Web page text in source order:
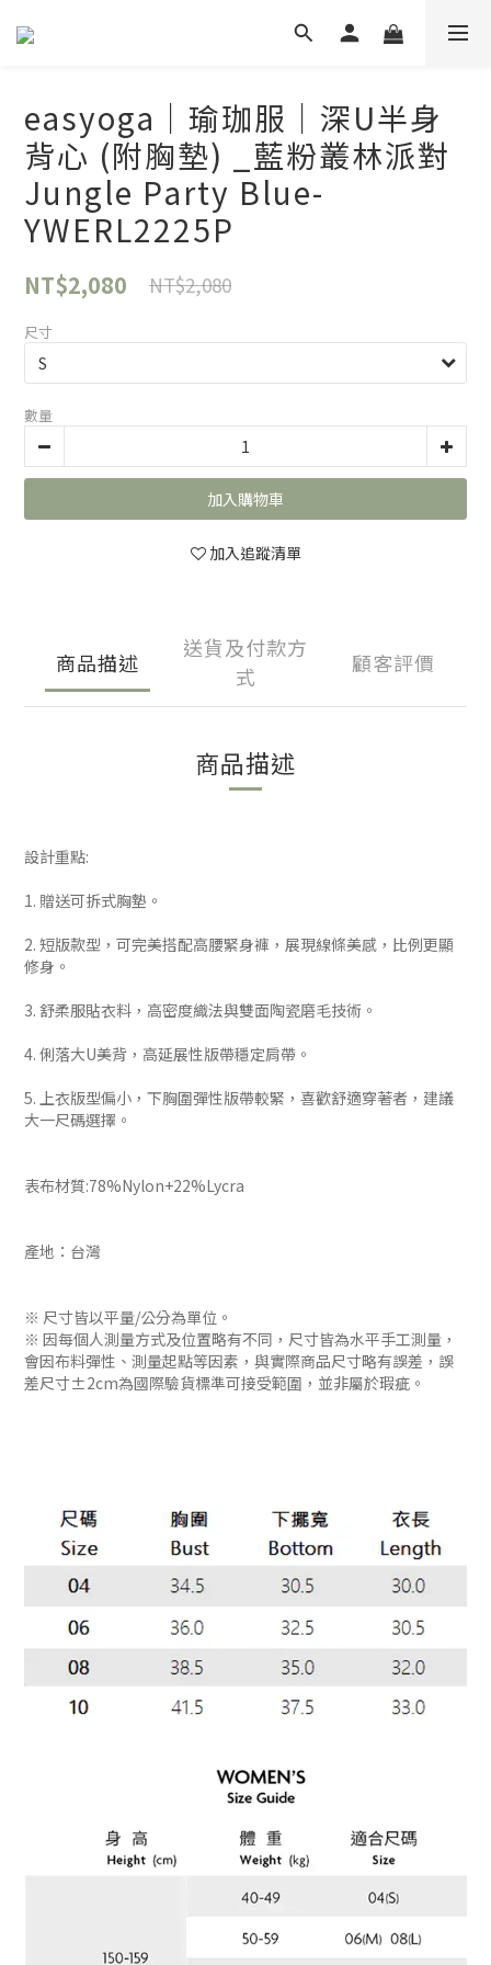
easyoga｜瑜珈服｜深U半身
背心 (附胸墊) _藍粉叢林派對
Jungle Party Blue-
YWERL2225P
NT$2,080 NT$2,080
尺寸
數量
加入購物車
加入追蹤清單
商品描述
送貨及付款方
式
顧客評價
商品描述
設計重點:
1. 贈送可拆式胸墊。
2. 短版款型，可完美搭配高腰緊身褲，展現線條美感，比例更顯
修身。
3. 舒柔服貼衣料，高密度織法與雙面陶瓷磨毛技術。
4. 俐落大U美背，高延展性版帶穩定肩帶。
5. 上衣版型偏小，下胸圍彈性版帶較緊，喜歡舒適穿著者，建議
大一尺碼選擇。
表布材質:78%Nylon+22%Lycra
產地：台灣
※ 尺寸皆以平量/公分為單位。
※ 因每個人測量方式及位置略有不同，尺寸皆為水平手工測量，
會因布料彈性、測量起點等因素，與實際商品尺寸略有誤差，誤
差尺寸±2cm為國際驗貨標準可接受範圍，並非屬於瑕疵。